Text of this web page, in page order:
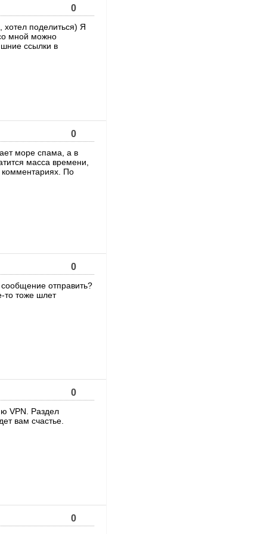
0
хотел поделиться) Я
мной можно
ссылки в
0
море спама, а в
масса времени,
комментариях. По
0
отправить?
то тоже шлет
0
VPN. Раздел
вам счастье.
0